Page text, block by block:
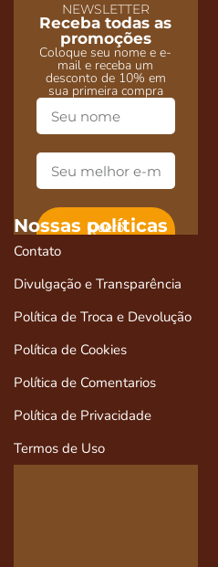
NEWSLETTER
Receba todas as
promoções
Coloque seu nome e e-
mail e receba um
desconto de 10% em
sua primeira compra
Quero
Nossas políticas
Contato
Divulgação e Transparência
Política de Troca e Devolução
Política de Cookies
Política de Comentarios
Política de Privacidade
Termos de Uso